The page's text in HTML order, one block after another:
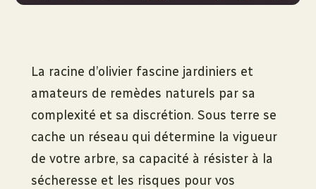
La racine d’olivier fascine jardiniers et
amateurs de remèdes naturels par sa
complexité et sa discrétion. Sous terre se
cache un réseau qui détermine la vigueur
de votre arbre, sa capacité à résister à la
sécheresse et les risques pour vos